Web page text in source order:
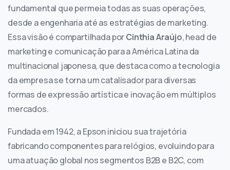
fundamental que permeia todas as suas operações,
desde a engenharia até as estratégias de marketing.
Essa visão é compartilhada porCinthia Araújo, head de
marketing e comunicação para a América Latina da
multinacional japonesa, que destaca como a tecnologia
da empresa se torna um catalisador para diversas
formas de expressão artística e inovação em múltiplos
mercados.
Fundada em 1942, a Epson iniciou sua trajetória
fabricando componentes para relógios, evoluindo para
uma atuação global nos segmentos B2B e B2C, com